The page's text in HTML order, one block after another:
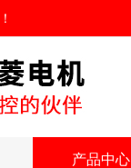
！
产品中心